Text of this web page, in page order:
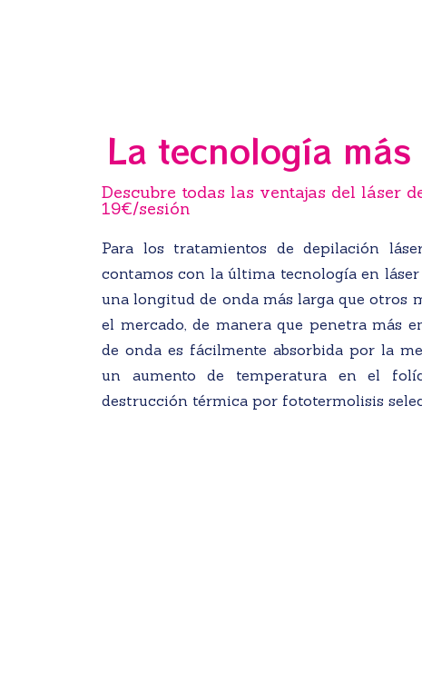
La tecnología más
Descubre todas las ventajas del láser
19€/sesión
Para los tratamientos de depilación
contamos con la última tecnología en láser
una longitud de onda más larga que otros
el mercado, de manera que penetra más
de onda es fácilmente absorbida por la
un aumento de temperatura en el
destrucción térmica por fototermolisis